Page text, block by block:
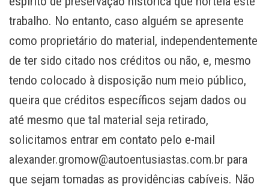
trabalho. No entanto, caso alguém se apresente
como proprietário do material, independentemente
de ter sido citado nos créditos ou não, e, mesmo
tendo colocado à disposição num meio público,
queira que créditos específicos sejam dados ou
até mesmo que tal material seja retirado,
solicitamos entrar em contato pelo e-mail
alexander.gromow@autoentusiastas.com.br para
que sejam tomadas as providências cabíveis. Não